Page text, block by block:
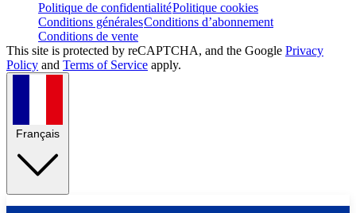
Politique de confidentialitéPolitique cookies
Conditions généralesConditions d’abonnement
Conditions de vente
This site is protected by reCAPTCHA, and the Google Privacy
Policy and Terms of Service apply.
Français